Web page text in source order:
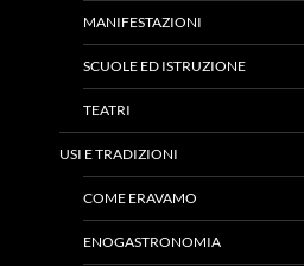
MANIFESTAZIONI
SCUOLE ED ISTRUZIONE
TEATRI
USI E TRADIZIONI
COME ERAVAMO
ENOGASTRONOMIA